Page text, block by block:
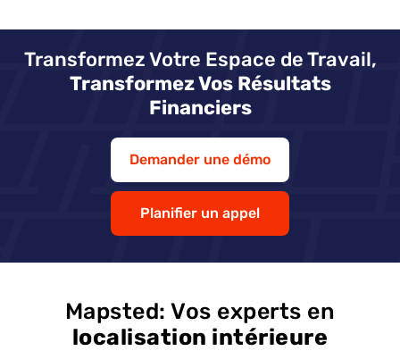
Transformez Votre Espace de Travail,
Transformez Vos Résultats
Financiers
Demander une démo
Planifier un appel
Mapsted: Vos experts en
localisation intérieure